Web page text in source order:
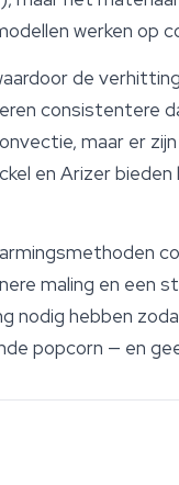
werken op
de
consistentere
maar er
en Arizer
maling en een
nodig hebben
popcorn — en